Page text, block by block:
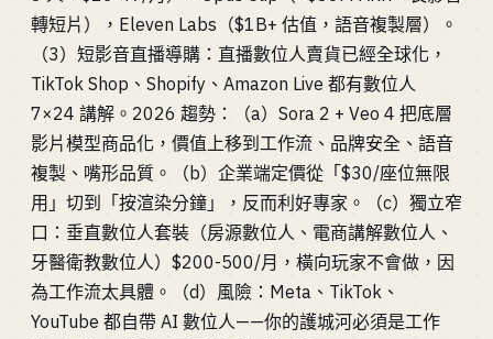
轉短片），Eleven Labs（$1B+ 估值，語音複製層）。
（3）短影音直播導購：直播數位人賣貨已經全球化，
TikTok Shop、Shopify、Amazon Live 都有數位人
7×24 講解。2026 趨勢：（a）Sora 2 + Veo 4 把底層
影片模型商品化，價值上移到工作流、品牌安全、語音
複製、嘴形品質。（b）企業端定價從「$30/座位無限
用」切到「按渲染分鐘」，反而利好專家。（c）獨立窄
口：垂直數位人套裝（房源數位人、電商講解數位人、
牙醫衛教數位人）$200-500/月，橫向玩家不會做，因
為工作流太具體。（d）風險：Meta、TikTok、
YouTube 都自帶 AI 數位人——你的護城河必須是工作